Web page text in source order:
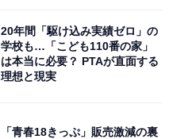
20年間「駆け込み実績ゼロ」の
学校も…「こども110番の家」
は本当に必要？ PTAが直面する
理想と現実
「青春18きっぷ」販売激減の裏